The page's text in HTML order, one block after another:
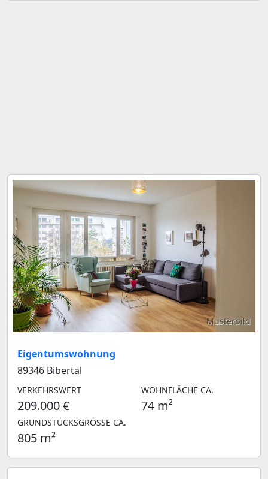
Musterbild
Eigentumswohnung
89346 Bibertal
VERKEHRSWERT
209.000 €
WOHNFLÄCHE CA.
74 m²
GRUNDSTÜCKSGRÖSSE CA.
805 m²